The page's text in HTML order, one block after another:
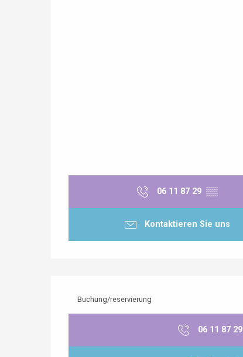
06 11 87 29 ▒▒
Kontaktieren Sie uns
Buchung/reservierung
06 11 87 29